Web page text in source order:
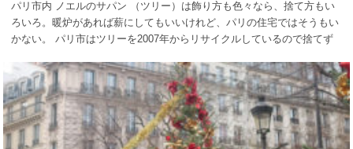
パリ市内 ノエルのサパン （ツリー）は飾り方も色々なら、捨て方もい
ろいろ。暖炉があれば薪にしてもいいけれど、パリの住宅ではそうもい
かない。 パリ市はツリーを2007年からリサイクルしているので捨てず
木を粉砕し、 [...]